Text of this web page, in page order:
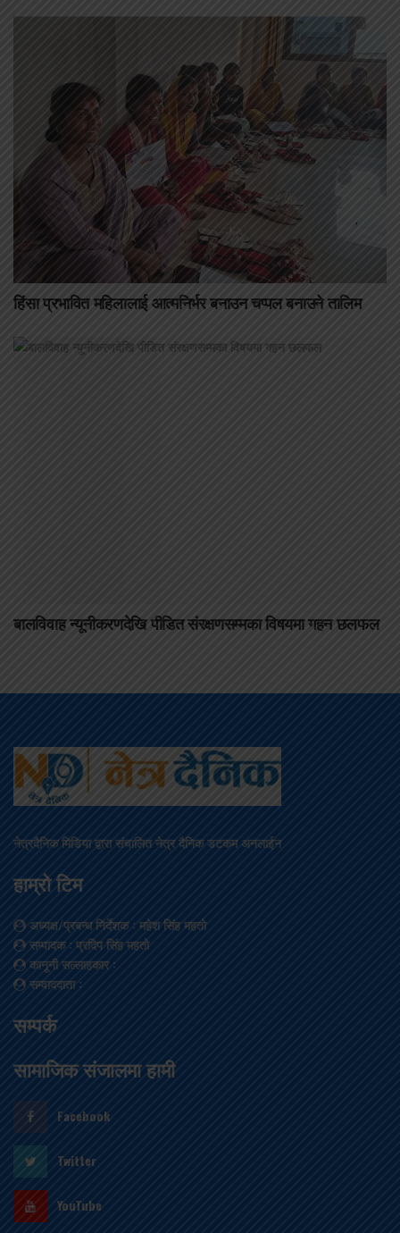
हिंसा प्रभावित महिलालाई आत्मनिर्भर बनाउन चप्पल बनाउने तालिम
बालविवाह न्यूनीकरणदेखि पीडित संरक्षणसम्मका विषयमा गहन छलफल
नेत्रदैनिक मिडिया द्वारा संचालित नेत्र दैनिक डटकम अनलाईन
हाम्रो टिम
अध्यक्ष/प्रबन्ध निर्देशक: महेश सिंह महतो
सम्पादक: प्रदिप सिंह महतो
कानूनी सल्लाहकार:
सम्वाददाता:
सम्पर्क
सामाजिक संजालमा हामी
Facebook
Twitter
YouTube